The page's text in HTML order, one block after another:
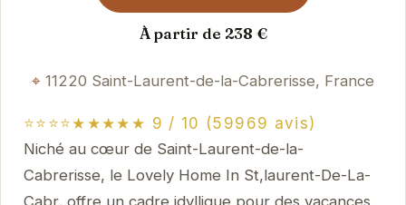
À partir de 238 €
11220 Saint-Laurent-de-la-Cabrerisse, France
⭐⭐⭐⭐★★★★★ 9 / 10 (59969 avis)
Niché au cœur de Saint-Laurent-de-la-
Cabrerisse, le Lovely Home In St,laurent-De-La-
Cabr, offre un cadre idyllique pour des vacances